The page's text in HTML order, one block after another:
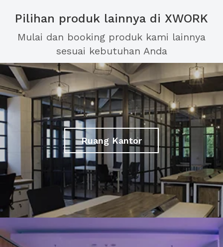
Pilihan produk lainnya di XWORK
Mulai dan booking produk kami lainnya
sesuai kebutuhan Anda
Ruang Kantor